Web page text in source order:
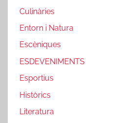
Culinàries
Entorn i Natura
Escèniques
ESDEVENIMENTS
Esportius
Històrics
Literatura